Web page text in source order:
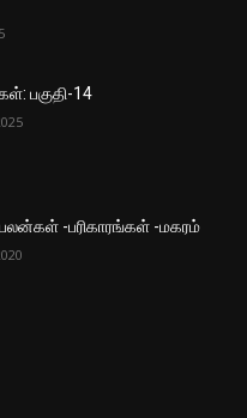
பகுதி-14
பலன்கள் -பரிகாரங்கள் -மகரம்